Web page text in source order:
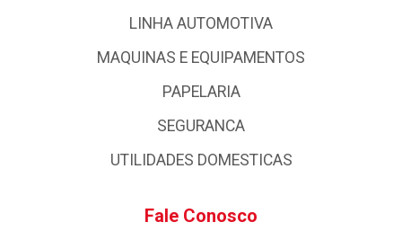
LINHA AUTOMOTIVA
MAQUINAS E EQUIPAMENTOS
PAPELARIA
SEGURANCA
UTILIDADES DOMESTICAS
Fale Conosco